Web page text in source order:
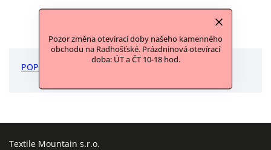
Pozor změna otevírací doby našeho kamenného
obchodu na Radhošťské. Prázdninová otevírací
doba: ÚT a ČT 10-18 hod.
POPIS
Textile Mountain s.r.o.